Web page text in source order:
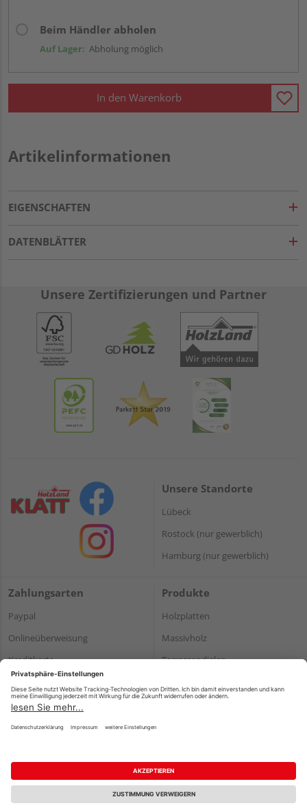
Beim Händler abholen
Auf Lager: Abholung möglich
In den Warenkorb
Artikelinformationen
EIGENSCHAFTEN
DATENBLÄTTER
Unsere Zertifizierungen und Partner
Unsere Standorte
Lübeck
Rostock (nur gewerblich)
Hamburg (nur gewerblich)
Zahlungsarten
Paypal
Onlineüberweisung
Kreditkarte
*Bonität vorausgesetzt
Produkte
Holzplatten
Massivholz
Terrassendielen
Impressum Datenschutz AGB
Barrierefreiheitserklärung
Vertrag widerrufen